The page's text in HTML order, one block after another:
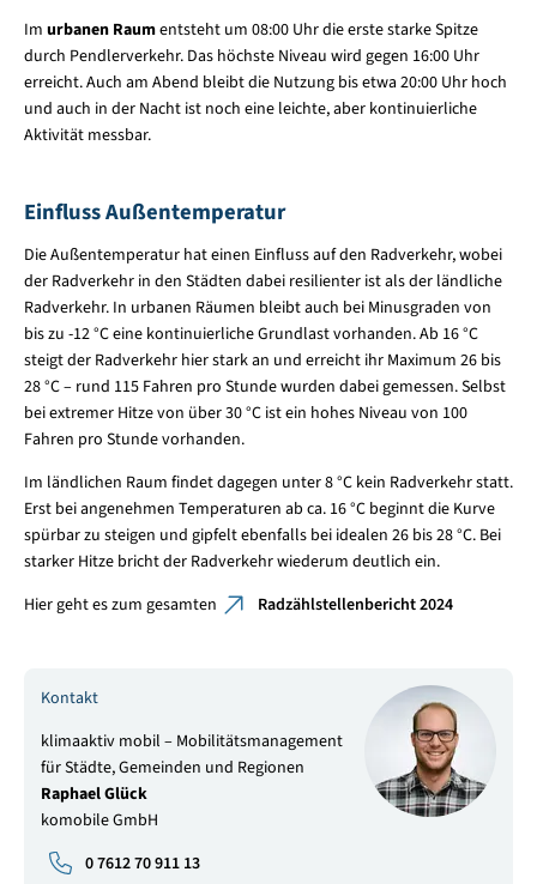
Im urbanen Raumentsteht um 08:00 Uhr die erste starke Spitze
durch Pendlerverkehr. Das höchste Niveau wird gegen 16:00 Uhr
erreicht. Auch am Abend bleibt die Nutzung bis etwa 20:00 Uhr hoch
und auch in der Nacht ist noch eine leichte, aber kontinuierliche
Aktivität messbar.
Einfluss Außentemperatur
Die Außentemperatur hat einen Einfluss auf den Radverkehr, wobei
der Radverkehr in den Städten dabei resilienter ist als der ländliche
Radverkehr. In urbanen Räumen bleibt auch bei Minusgraden von
bis zu -12 °C eine kontinuierliche Grundlast vorhanden. Ab 16 °C
steigt der Radverkehr hier stark an und erreicht ihr Maximum 26 bis
28 °C – rund 115 Fahren pro Stunde wurden dabei gemessen. Selbst
bei extremer Hitze von über 30 °C ist ein hohes Niveau von 100
Fahren pro Stunde vorhanden.
Im ländlichen Raum findet dagegen unter 8 °C kein Radverkehr statt.
Erst bei angenehmen Temperaturen ab ca. 16 °C beginnt die Kurve
spürbar zu steigen und gipfelt ebenfalls bei idealen 26 bis 28 °C. Bei
starker Hitze bricht der Radverkehr wiederum deutlich ein.
Hier geht es zum gesamten
Radzählstellenbericht 2024
Kontakt
klimaaktiv mobil – Mobilitätsmanagement
für Städte, Gemeinden und Regionen
Raphael Glück
komobile GmbH
0 7612 70 911 13